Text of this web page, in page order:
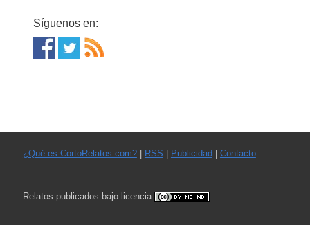
Síguenos en:
¿Qué es CortoRelatos.com?| RSS Publicidad Contacto
Relatos publicados bajo licencia